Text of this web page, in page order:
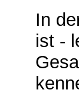
In
ist -